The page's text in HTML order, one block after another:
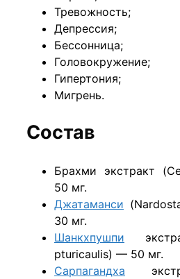
Тревожность;
Депрессия;
Бессонница;
Головокружение;
Гипертония;
Мигрень.
Состав
Брахми экстракт
50 мг.
Джатаманси
30 мг.
Шанкхпушпи
pturicaulis) — 50 мг.
Сарпагандха